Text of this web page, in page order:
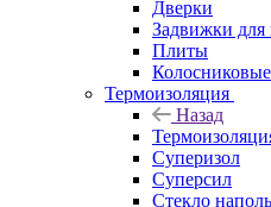
Дверки
Задвижки для
Плиты
Термоизоляция
Назад
Суперизол
Суперсил
Стекло